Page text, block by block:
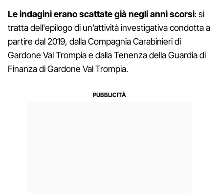
Le indagini erano scattate già negli anni scorsi: si
tratta dell'epilogo di un’attività investigativa condotta a
partire dal 2019, dalla Compagnia Carabinieri di
Gardone Val Trompia e dalla Tenenza della Guardia di
Finanza di Gardone Val Trompia.